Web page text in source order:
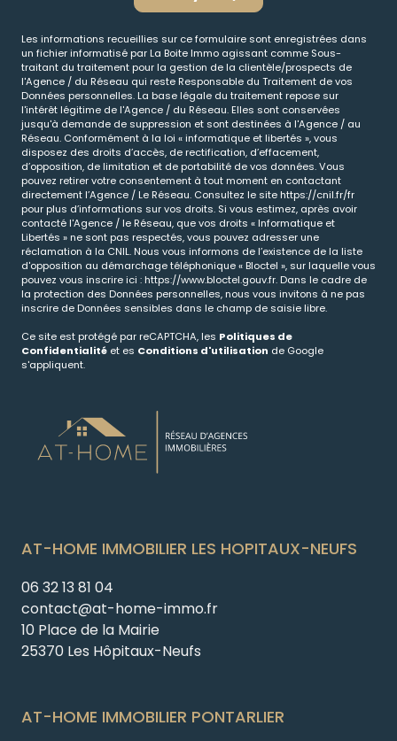
Les informations recueillies sur ce formulaire sont enregistrées dans
un fichier informatisé par La Boite Immo agissant comme Sous-
traitant du traitement pour la gestion de la clientèle/prospects de
l'Agence / du Réseau qui reste Responsable du Traitement de vos
Données personnelles. La base légale du traitement repose sur
l'intérêt légitime de l'Agence / du Réseau. Elles sont conservées
jusqu'à demande de suppression et sont destinées à l'Agence / au
Réseau. Conformément à la loi « informatique et libertés », vous
disposez des droits d’accès, de rectification, d’effacement,
d’opposition, de limitation et de portabilité de vos données. Vous
pouvez retirer votre consentement à tout moment en contactant
directement l’Agence / Le Réseau. Consultez le sitehttps://cnil.fr/fr
pour plus d’informations sur vos droits. Si vous estimez, après avoir
contacté l'Agence / le Réseau, que vos droits « Informatique et
Libertés » ne sont pas respectés, vous pouvez adresser une
réclamation à la CNIL. Nous vous informons de l’existence de la liste
d'opposition au démarchage téléphonique « Bloctel », sur laquelle vous
pouvez vous inscrire ici :https://www.bloctel.gouv.fr. Dans le cadre de
la protection des Données personnelles, nous vous invitons à ne pas
inscrire de Données sensibles dans le champ de saisie libre.
Ce site est protégé par reCAPTCHA, les Politiques de
Confidentialité et es Conditions d'utilisation de Google
s'appliquent.
AT-HOME IMMOBILIER LES HOPITAUX-NEUFS
06 32 13 81 04
contact@at-home-immo.fr
10 Place de la Mairie
25370 Les Hôpitaux-Neufs
AT-HOME IMMOBILIER PONTARLIER